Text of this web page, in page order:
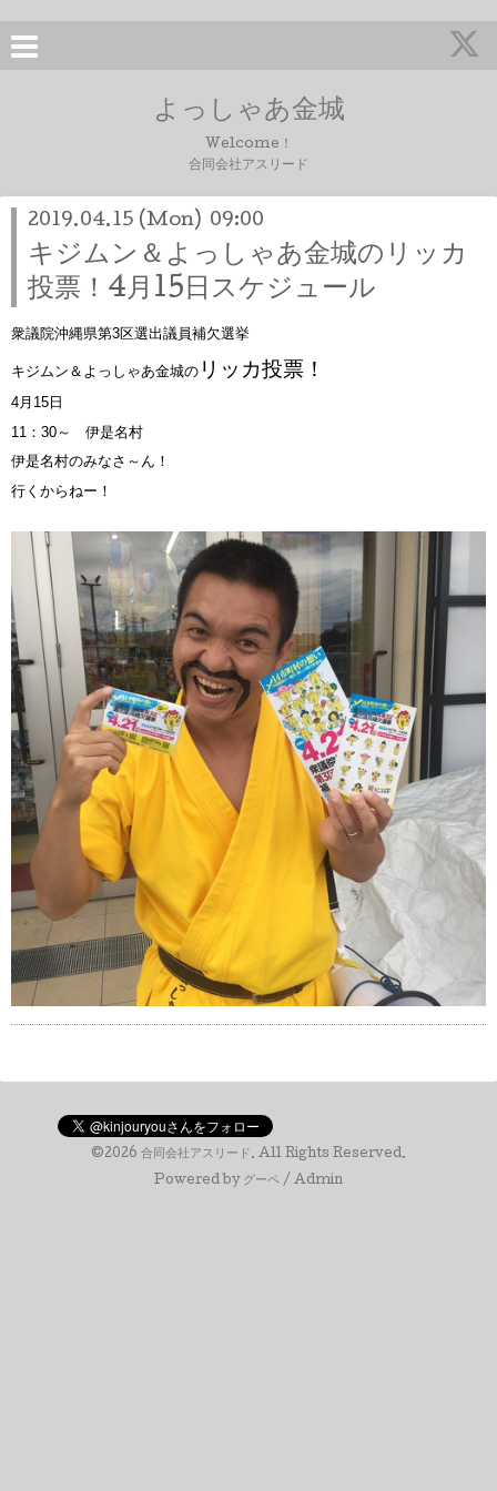
よっしゃあ金城
Welcome！
合同会社アスリード
2019.04.15 (Mon) 09:00
キジムン＆よっしゃあ金城のリッカ
投票！4月15日スケジュール
衆議院沖縄県第3区選出議員補欠選挙
キジムン＆よっしゃあ金城の リッカ投票！
4月15日
11：30～ 伊是名村
伊是名村のみなさ～ん！
行くからねー！
©2026 合同会社アスリード . All Rights Reserved.
Powered by グーペ / Admin